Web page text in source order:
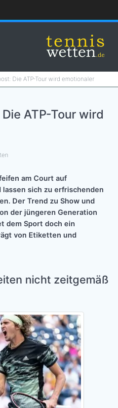
Die ATP-Tour wird emotionaler
ATP-Tour wird
am Court auf
sich zu erfrischenden
Der Trend zu Show und
der jüngeren Generation
dem Sport doch ein
von Etiketten und
nicht zeitgemäß